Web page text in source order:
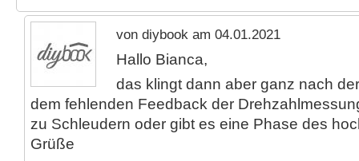
von diybook am 04.01.2021
Hallo Bianca,
das klingt dann aber ganz nach
dem fehlenden Feedback der
zu Schleudern oder gibt es eine Phase des
Grüße